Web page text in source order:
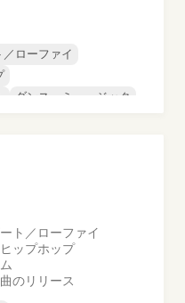
／ローファイ
ダンス・ミュージック
ト／ローファイ
ップホップ
のリリース